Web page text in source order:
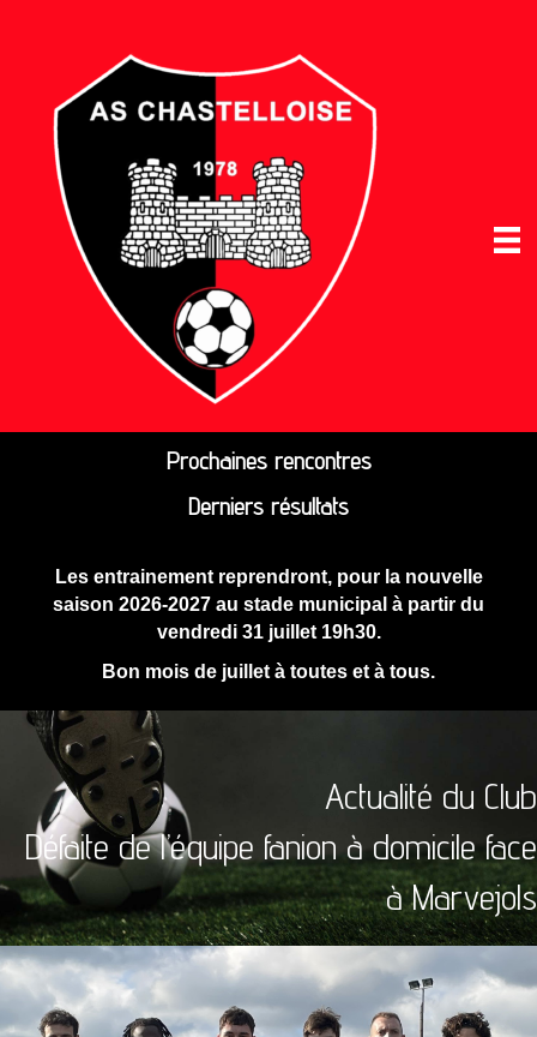
Prochaines rencontres
Derniers résultats
Les entrainement reprendront, pour la nouvelle
saison 2026-2027 au stade municipal à partir du
vendredi 31 juillet 19h30.
Bon mois de juillet à toutes et à tous.
Actualité du Club
Défaite de l’équipe fanion à domicile face
à Marvejols